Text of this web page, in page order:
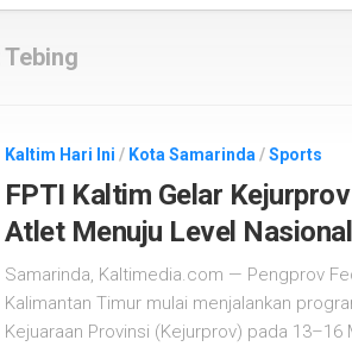
Kaltim Hari Ini / Kota Samarinda /Sports
FPTI Kaltim Gelar
Atlet Menuju Level Nasional
Samarinda, Kaltimedia.com — Pengprov
Kalimantan Timur mulai menjalankan
Kejuaraan Provinsi (Kejurprov) pada 13–16